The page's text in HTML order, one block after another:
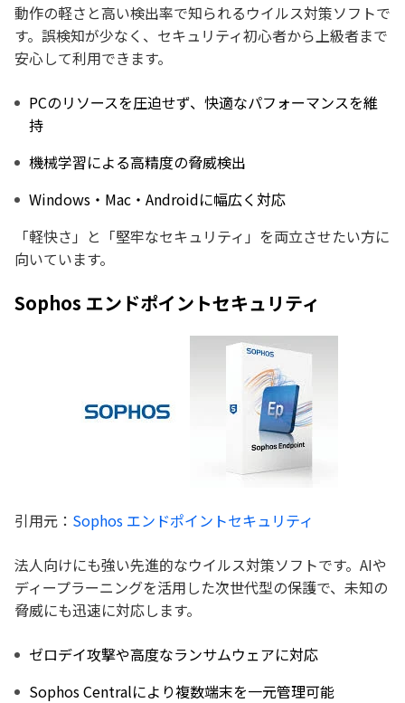
動作の軽さと高い検出率で知られるウイルス対策ソフトで
す。誤検知が少なく、セキュリティ初心者から上級者まで
安心して利用できます。
PCのリソースを圧迫せず、快適なパフォーマンスを維
持
機械学習による高精度の脅威検出
Windows・Mac・Androidに幅広く対応
「軽快さ」と「堅牢なセキュリティ」を両立させたい方に
向いています。
Sophos エンドポイントセキュリティ
引用元： Sophos エンドポイントセキュリティ
法人向けにも強い先進的なウイルス対策ソフトです。AIや
ディープラーニングを活用した次世代型の保護で、未知の
脅威にも迅速に対応します。
ゼロデイ攻撃や高度なランサムウェアに対応
Sophos Centralにより複数端末を一元管理可能